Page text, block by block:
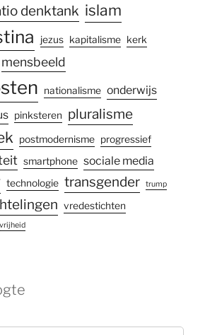
denktank islam
jezus kapitalisme kerk
mensbeeld
nationalisme onderwijs
pinksteren pluralisme
postmodernisme progressief
smartphone sociale media
technologie transgender trump
vredestichten
vrijheid